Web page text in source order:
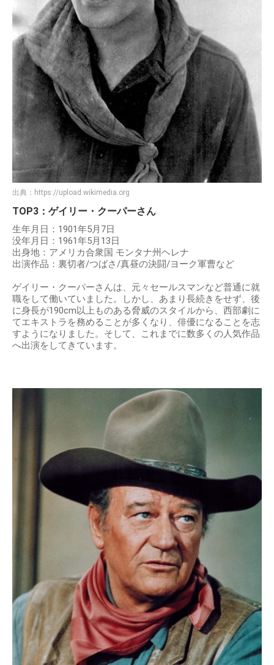
出典： https://upload.wikimedia.org
TOP3：ゲイリー・クーパーさん
生年月日：1901年5月7日
没年月日：1961年5月13日
出身地：アメリカ合衆国 モンタナ州ヘレナ
出演作品：裏切者/つばさ/真昼の決闘/ヨーク軍曹など
ゲイリー・クーパーさんは、元々セールスマンなど普通に就
職をして働いていました。しかし、あまり長続きをせず、後
に身長が190cm以上ものある脅威のスタイルから、西部劇に
てエキストラを務めることが多くなり、俳優になることを志
すようになりました。そして、これまでに数多くの人気作品
へ出演をしてきています。